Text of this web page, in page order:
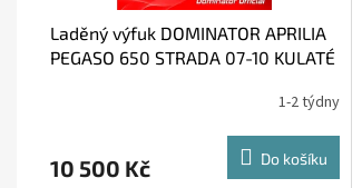
Laděný výfuk DOMINATOR APRILIA
PEGASO 650 STRADA 07-10 KULATÉ
1-2 týdny
10 500 Kč Do košíku